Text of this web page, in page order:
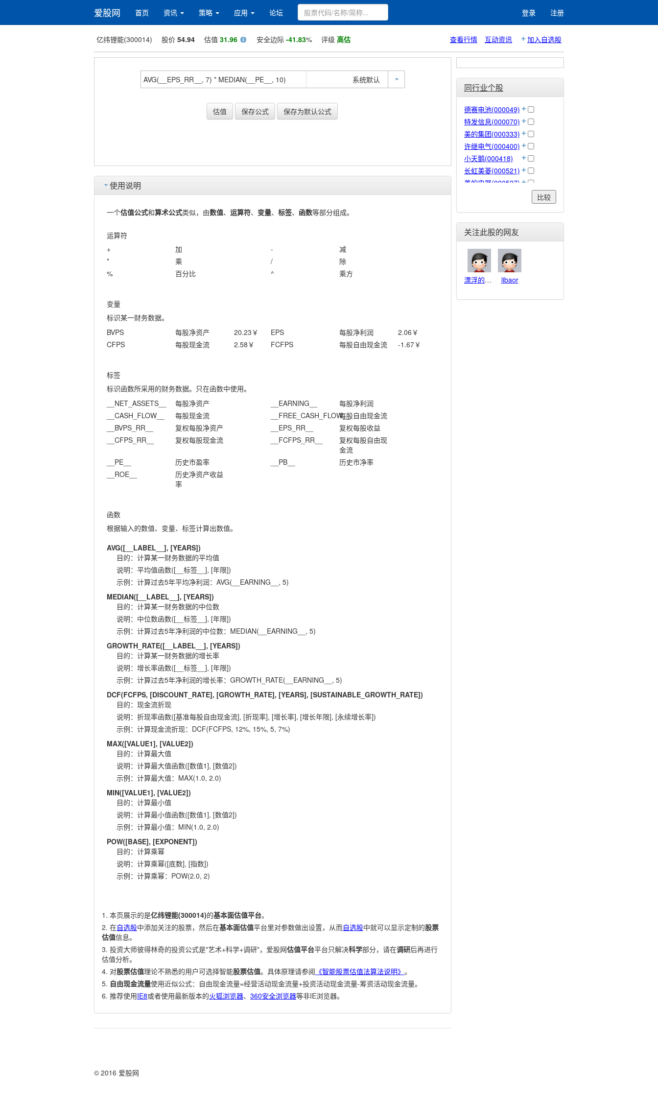
爱股网 首页 资讯 策略 应用 论坛 登录 注册
亿纬锂能(300014) 股价 54.94 估值 31.96 安全边际 -41.83% 评级 高估 查看行情 互动资讯 加入自选股
系统默认
估值 保存公式 保存为默认公式
使用说明
一个估值公式和算术公式类似，由数值、 运算符、 变量、 标签、 函数等部分组成。
运算符
+
加 -
减
*
乘 /
除
%
百分比 ^ 乘方
变量
标识某一财务数据。
BVPS
每股净资产 20.23 ￥ EPS 每股净利润 2.06 ￥
CFPS
每股现金流 2.58 ￥ FCFPS 每股自由现金流 -1.67￥
标签
标识函数所采用的财务数据。只在函数中使用。
__NET_ASSETS__
每股净资产 __EARNING__
每股净利润
__CASH_FLOW__
每股现金流 __FREE_CASH_FLOW__每股自由现金流
__BVPS_RR__
复权每股净资产 __EPS_RR__
复权每股收益
__CFPS_RR__
复权每股现金流 __FCFPS_RR__
复权每股自由现
金流
__PE__
历史市盈率 __PB__
历史市净率
__ROE__
历史净资产收益
率
函数
根据输入的数值、变量、标签计算出数值。
AVG([__LABEL__], [YEARS])
目的： 计算某一财务数据的平均值
说明： 平均值函数([__标签__], [年限])
示例： 计算过去5年平均净利润：AVG(__EARNING__, 5)
MEDIAN([__LABEL__], [YEARS])
目的： 计算某一财务数据的中位数
说明： 中位数函数([__标签__], [年限])
示例： 计算过去5年净利润的中位数：MEDIAN(__EARNING__, 5)
GROWTH_RATE([__LABEL__], [YEARS])
目的： 计算某一财务数据的增长率
说明： 增长率函数([__标签__], [年限])
示例： 计算过去5年净利润的增长率：GROWTH_RATE(__EARNING__, 5)
DCF(FCFPS, [DISCOUNT_RATE], [GROWTH_RATE], [YEARS], [SUSTAINABLE_GROWTH_RATE])
目的： 现金流折现
说明： 折现率函数([基准每股自由现金流], [折现率], [增长率], [增长年限], [永续增长率])
示例： 计算现金流折现：DCF(FCFPS, 12%, 15%, 5, 7%)
MAX([VALUE1], [VALUE2])
目的： 计算最大值
说明： 计算最大值函数([数值1], [数值2])
示例： 计算最大值：MAX(1.0, 2.0)
MIN([VALUE1], [VALUE2])
目的： 计算最小值
说明： 计算最小值函数([数值1], [数值2])
示例： 计算最小值：MIN(1.0, 2.0)
POW([BASE], [EXPONENT])
目的： 计算乘幂
说明： 计算乘幂([底数], [指数])
示例： 计算乘幂：POW(2.0, 2)
本页展示的是亿纬锂能(300014)的基本面估值平台。
在自选股中添加关注的股票，然后在基本面估值平台里对参数做出设置，从而自选股中就可以显示定制的股票
估值信息。
投资大师彼得林奇的投资公式是"艺术+科学+调研"，爱股网估值平台平台只解决科学部分，请在调研后再进行
估值分析。
对股票估值理论不熟悉的用户可选择智能股票估值。具体原理请参阅 《智能股票估值法算法说明》 。
自由现金流量使用近似公式：自由现金流量=经营活动现金流量+投资活动现金流量-筹资活动现金流量。
推荐使用IE8或者使用最新版本的火狐浏览器、 360安全浏览器等非IE浏览器。
同行业个股
德赛电池(000049)
特发信息(000070)
美的集团(000333)
许继电气(000400)
小天鹅(000418)
长虹美菱(000521)
美的电器(000527)
合金投资(000633)
格力电器(000651)
东方电子(000682)
金宇车城(000803)
银河生物(000806)
比较
关注此股的网友
漂浮的羽毛 libaor
© 2016 爱股网